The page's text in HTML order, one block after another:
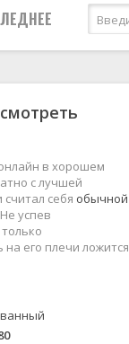
Мелодрамы
Триллеры
Зарубежные
из соцетей
в хорошем
с лучшей
себя обычной
успев
его плечи ложится